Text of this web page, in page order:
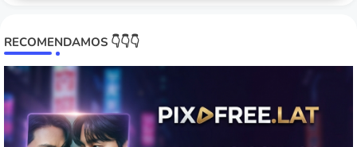
RECOMENDAMOS 👇👇👇